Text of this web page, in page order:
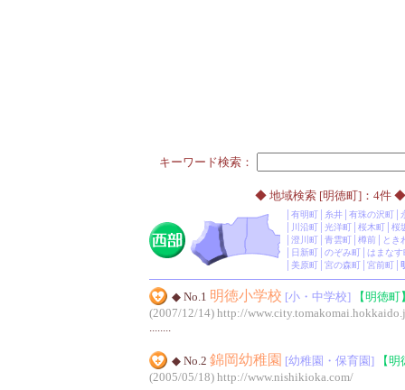
キーワード検索：
◆ 地域検索 [明徳町]：4件 ◆
有明町 糸井 有珠の沢町
川沿町 光洋町 桜木町
桜
澄川町 青雲町 樽前
とき
日新町 のぞみ町
はまなす
美原町 宮の森町 宮前町
◆ No.1 明徳小学校 [小・中学校]
【明徳町
(2007/12/14) http://
........
◆ No.2 錦岡幼稚園 [幼稚園・保育園]
【
(2005/05/18) http://www.nishikioka.com/